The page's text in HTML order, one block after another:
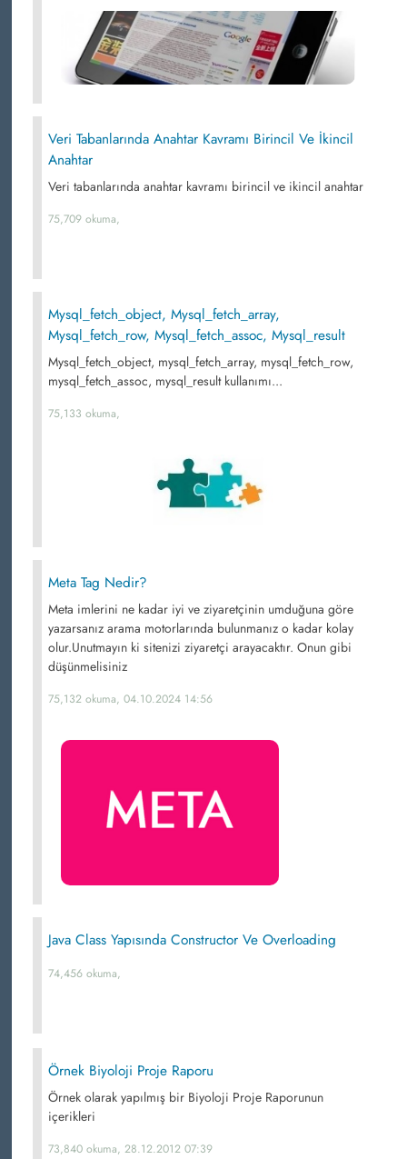
Veri Tabanlarında Anahtar Kavramı Birincil Ve İkincil
Anahtar
Veri tabanlarında anahtar kavramı birincil ve ikincil anahtar
75,709 okuma,
Mysql_fetch_object, Mysql_fetch_array,
Mysql_fetch_row, Mysql_fetch_assoc, Mysql_result
Mysql_fetch_object, mysql_fetch_array, mysql_fetch_row,
mysql_fetch_assoc, mysql_result kullanımı...
75,133 okuma,
Meta Tag Nedir?
Meta imlerini ne kadar iyi ve ziyaretçinin umduğuna göre
yazarsanız arama motorlarında bulunmanız o kadar kolay
olur.Unutmayın ki sitenizi ziyaretçi arayacaktır. Onun gibi
düşünmelisiniz
75,132 okuma, 04.10.2024 14:56
Java Class Yapısında Constructor Ve Overloading
74,456 okuma,
Örnek Biyoloji Proje Raporu
Örnek olarak yapılmış bir Biyoloji Proje Raporunun
içerikleri
73,840 okuma, 28.12.2012 07:39